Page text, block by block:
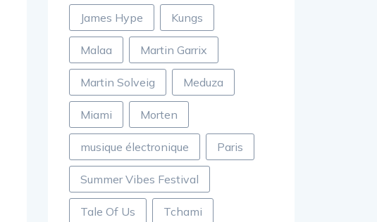
James Hype Kungs
Malaa Martin Garrix
Martin Solveig Meduza
Miami Morten
musique électronique Paris
Summer Vibes Festival
Tale Of Us Tchami